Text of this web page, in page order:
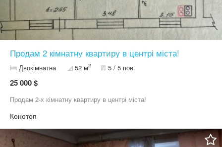
Продам 2 кімнатну квартиру в центрі міста!
Двокімнатна 52 м2 5 / 5 пов.
25 000 $
Продам 2-х кімнатну квартиру в центрі міста!
Конотоп